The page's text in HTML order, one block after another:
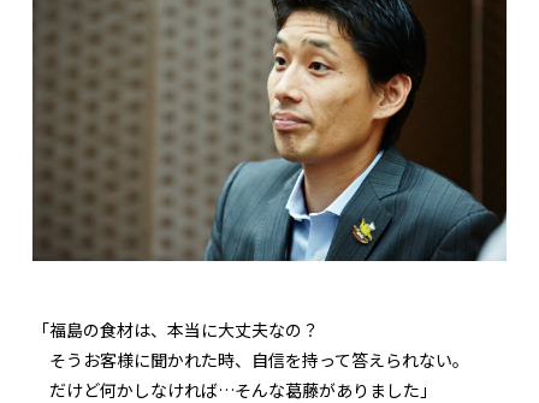
「福島の食材は、本当に大丈夫なの？
そうお客様に聞かれた時、自信を持って答えられない。
だけど何かしなければ…そんな葛藤がありました」